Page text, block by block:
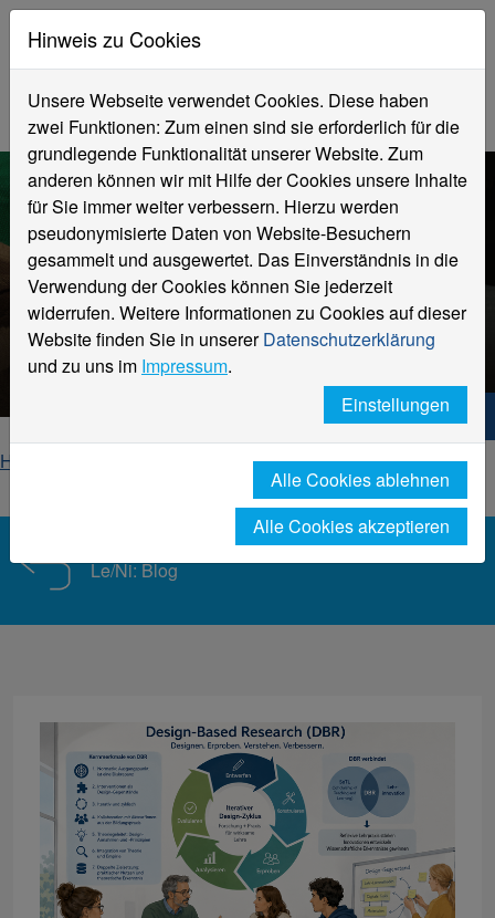
Le/Ni: Blog
der Hochschuldidaktik
Hochschule Niederrhein. Dein Weg.
Home
Angebote für Lehrende
Le/Ni: Blog
Hinweis zu Cookies
Unsere Webseite verwendet Cookies. Diese haben
zwei Funktionen: Zum einen sind sie erforderlich für die
grundlegende Funktionalität unserer Website. Zum
anderen können wir mit Hilfe der Cookies unsere Inhalte
für Sie immer weiter verbessern. Hierzu werden
pseudonymisierte Daten von Website-Besuchern
gesammelt und ausgewertet. Das Einverständnis in die
Verwendung der Cookies können Sie jederzeit
widerrufen. Weitere Informationen zu Cookies auf dieser
Website finden Sie in unsererDatenschutzerklärung
und zu uns im Impressum.
Einstellungen
Alle Cookies ablehnen
Alle Cookies akzeptieren